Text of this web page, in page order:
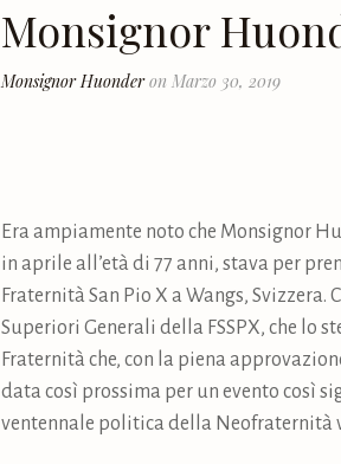
Monsignor
Monsignor Huonderon Marzo 30, 2019
Era ampiamente noto che Monsignor
in aprile all’età di 77 anni, stava per
Fraternità San Pio X a Wangs,
Superiori Generali della FSSPX, che lo
Fraternità che, con la piena
data così prossima per un evento così
ventennale politica della Neofraternità